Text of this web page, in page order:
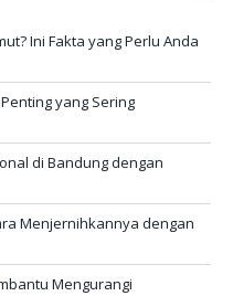
Ini Fakta yang Perlu Anda
yang Sering
di Bandung dengan
Menjernihkannya dengan
Mengurangi